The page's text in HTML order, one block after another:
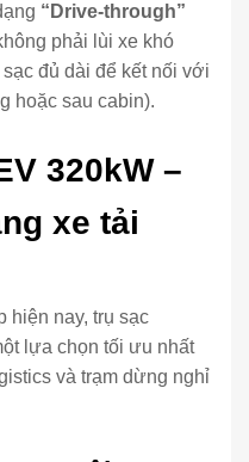
“Drive-through”
phải lùi xe khó
đủ dài để kết nối với
hoặc sau cabin).
320kW –
xe tải
hiện nay, trụ sạc
lựa chọn tối ưu nhất
và trạm dừng nghỉ